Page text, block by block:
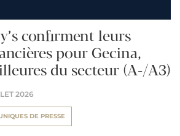
confirment leurs
pour Gecina,
du secteur (A-/A3)
2026
DE PRESSE